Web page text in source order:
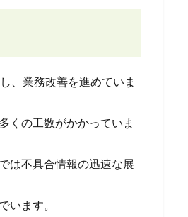
、業務改善を進めていま
くの工数がかかっていま
は不具合情報の迅速な展
います。